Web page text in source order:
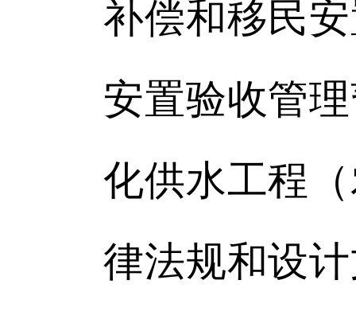
补偿和移民
安置验收管
化供水工程
律法规和设